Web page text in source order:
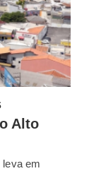
Alto
leva em